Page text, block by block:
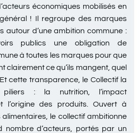
économiques mobilisés en
! Il regroupe des marques
autour d’une ambition commune :
publics une obligation de
à toutes les marques pour que
clairement ce qu’ils mangent, quel
cette transparence, le Collectif la
: la nutrition, l’impact
l’origine des produits. Ouvert à
le collectif ambitionne
nombre d’acteurs, portés par un